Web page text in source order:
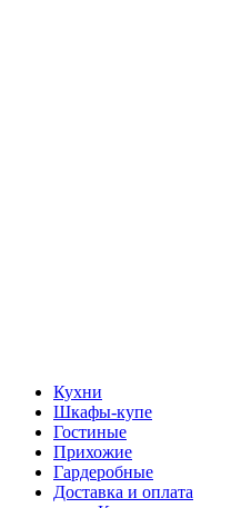
Кухни
Шкафы-купе
Гостиные
Прихожие
Гардеробные
Доставка и оплата